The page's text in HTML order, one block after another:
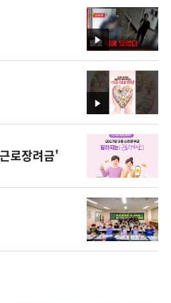
영
상
영
상
로장려금'